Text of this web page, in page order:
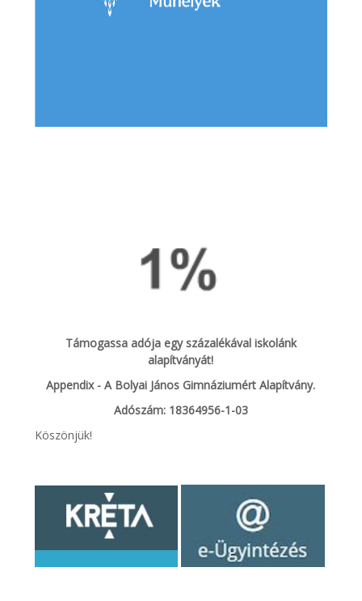
Támogassa adója egy százalékával iskolánk
alapítványát!
Appendix - A Bolyai János Gimnáziumért Alapítvány.
Adószám: 18364956-1-03
Köszönjük!